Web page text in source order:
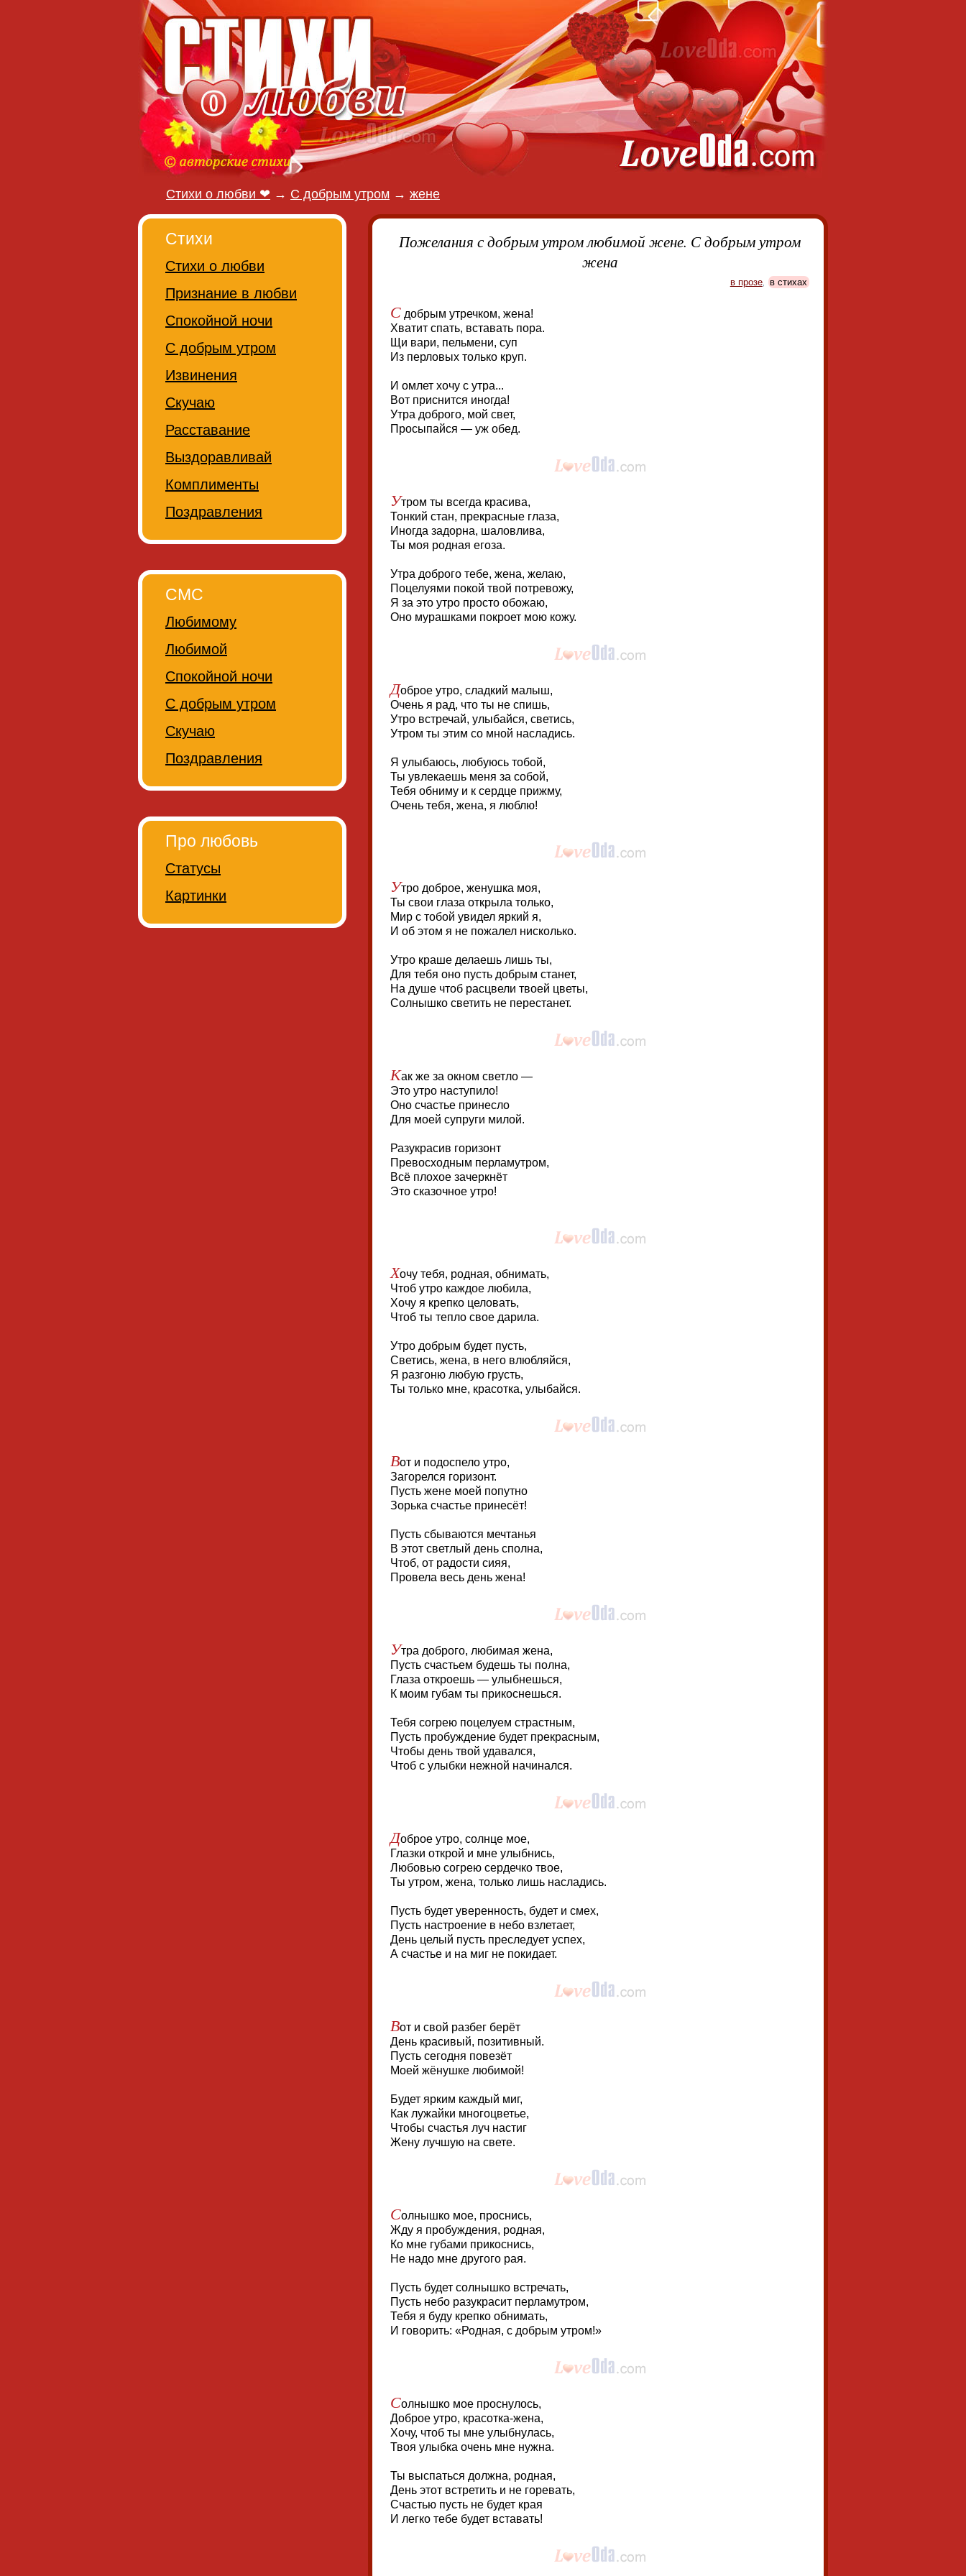
Стихи о любви ❤ → С добрым утром → жене
Пожелания с добрым утром любимой жене. С добрым утром
жена
в прозе, в стихах
С добрым утречком, жена!
Хватит спать, вставать пора.
Щи вари, пельмени, суп
Из перловых только круп.
И омлет хочу с утра...
Вот приснится иногда!
Утра доброго, мой свет,
Просыпайся — уж обед.
Утром ты всегда красива,
Тонкий стан, прекрасные глаза,
Иногда задорна, шаловлива,
Ты моя родная егоза.
Утра доброго тебе, жена, желаю,
Поцелуями покой твой потревожу,
Я за это утро просто обожаю,
Оно мурашками покроет мою кожу.
Доброе утро, сладкий малыш,
Очень я рад, что ты не спишь,
Утро встречай, улыбайся, светись,
Утром ты этим со мной насладись.
Я улыбаюсь, любуюсь тобой,
Ты увлекаешь меня за собой,
Тебя обниму и к сердце прижму,
Очень тебя, жена, я люблю!
Утро доброе, женушка моя,
Ты свои глаза открыла только,
Мир с тобой увидел яркий я,
И об этом я не пожалел нисколько.
Утро краше делаешь лишь ты,
Для тебя оно пусть добрым станет,
На душе чтоб расцвели твоей цветы,
Солнышко светить не перестанет.
Как же за окном светло —
Это утро наступило!
Оно счастье принесло
Для моей супруги милой.
Разукрасив горизонт
Превосходным перламутром,
Всё плохое зачеркнёт
Это сказочное утро!
Хочу тебя, родная, обнимать,
Чтоб утро каждое любила,
Хочу я крепко целовать,
Чтоб ты тепло свое дарила.
Утро добрым будет пусть,
Светись, жена, в него влюбляйся,
Я разгоню любую грусть,
Ты только мне, красотка, улыбайся.
Вот и подоспело утро,
Загорелся горизонт.
Пусть жене моей попутно
Зорька счастье принесёт!
Пусть сбываются мечтанья
В этот светлый день сполна,
Чтоб, от радости сияя,
Провела весь день жена!
Утра доброго, любимая жена,
Пусть счастьем будешь ты полна,
Глаза откроешь — улыбнешься,
К моим губам ты прикоснешься.
Тебя согрею поцелуем страстным,
Пусть пробуждение будет прекрасным,
Чтобы день твой удавался,
Чтоб с улыбки нежной начинался.
Доброе утро, солнце мое,
Глазки открой и мне улыбнись,
Любовью согрею сердечко твое,
Ты утром, жена, только лишь насладись.
Пусть будет уверенность, будет и смех,
Пусть настроение в небо взлетает,
День целый пусть преследует успех,
А счастье и на миг не покидает.
Вот и свой разбег берёт
День красивый, позитивный.
Пусть сегодня повезёт
Моей жёнушке любимой!
Будет ярким каждый миг,
Как лужайки многоцветье,
Чтобы счастья луч настиг
Жену лучшую на свете.
Солнышко мое, проснись,
Жду я пробуждения, родная,
Ко мне губами прикоснись,
Не надо мне другого рая.
Пусть будет солнышко встречать,
Пусть небо разукрасит перламутром,
Тебя я буду крепко обнимать,
И говорить: «Родная, с добрым утром!»
Солнышко мое проснулось,
Доброе утро, красотка-жена,
Хочу, чтоб ты мне улыбнулась,
Твоя улыбка очень мне нужна.
Ты выспаться должна, родная,
День этот встретить и не горевать,
Счастью пусть не будет края
И легко тебе будет вставать!
Стихи
Стихи о любви
Признание в любви
Спокойной ночи
С добрым утром
Извинения
Скучаю
Расставание
Выздоравливай
Комплименты
Поздравления
СМС
Любимому
Любимой
Спокойной ночи
С добрым утром
Скучаю
Поздравления
Про любовь
Статусы
Картинки